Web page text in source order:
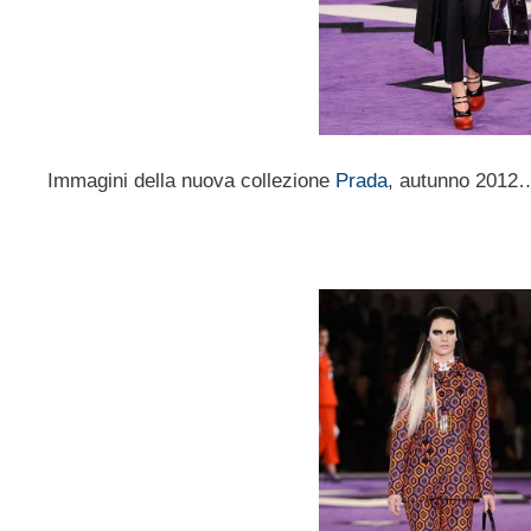
Immagini della nuova collezione Prada, autunno